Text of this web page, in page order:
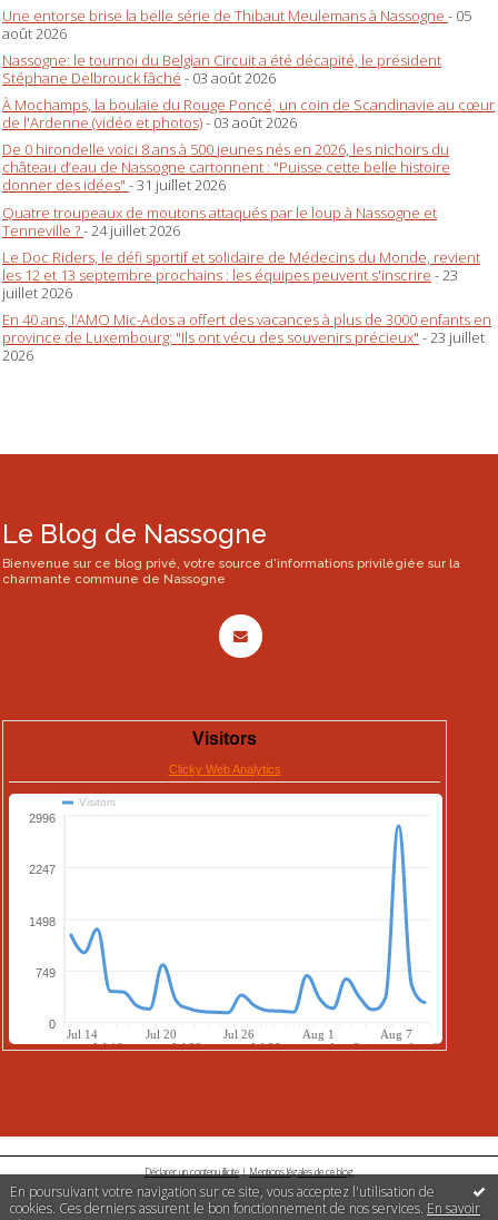
En poursuivant votre navigation sur ce site, vous acceptez l'utilisation de
cookies. Ces derniers assurent le bon fonctionnement de nos services. En savoir
Une entorse brise la belle série de Thibaut Meulemans à Nassogne - 05
août 2026
Nassogne: le tournoi du Belgian Circuit a été décapité, le président
Stéphane Delbrouck fâché - 03 août 2026
À Mochamps, la boulaie du Rouge Poncé, un coin de Scandinavie au cœur
de l'Ardenne (vidéo et photos)- 03 août 2026
De 0 hirondelle voici 8 ans à 500 jeunes nés en 2026, les nichoirs du
château d’eau de Nassogne cartonnent : "Puisse cette belle histoire
donner des idées" - 31 juillet 2026
Quatre troupeaux de moutons attaqués par le loup à Nassogne et
Tenneville ?- 24 juillet 2026
Le Doc Riders, le défi sportif et solidaire de Médecins du Monde, revient
les 12 et 13 septembre prochains : les équipes peuvent s'inscrire - 23
juillet 2026
En 40 ans, l’AMO Mic-Ados a offert des vacances à plus de 3000 enfants en
province de Luxembourg: "Ils ont vécu des souvenirs précieux" - 23 juillet
2026
Le Blog de Nassogne
Bienvenue sur ce blog privé, votre source d'informations privilégiée sur la
charmante commune de Nassogne
Déclarer un contenu illicite | Mentions légales de ce blog